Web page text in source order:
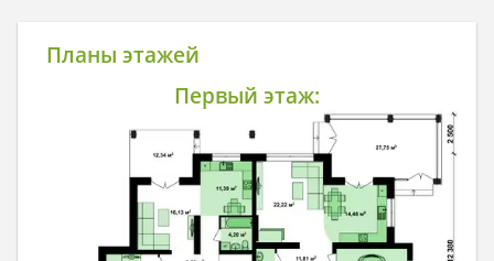
Планы этажей
Первый этаж: